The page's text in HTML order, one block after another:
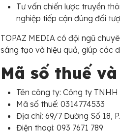
Tư vấn chiến lược truyền
nghiệp tiếp cận đúng đối
TOPAZ MEDIA có đội ngũ
sáng tạo và hiệu quả, giúp các
Mã số thuế
Tên công ty: Công ty TNHH
Mã số thuế: 0314774533
Địa chỉ: 69/7 Đường Số 18,
Điện thoại: 093 7671 789